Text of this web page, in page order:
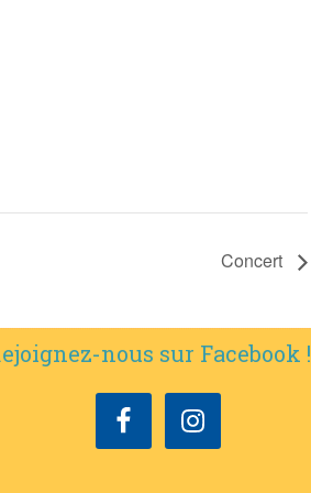
Concert
nous sur Facebook !